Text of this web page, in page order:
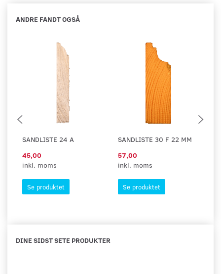
ANDRE FANDT OGSÅ
SANDLISTE 24 A
45,00
inkl. moms
Se produktet
SANDLISTE 30 F 22 MM
57,00
inkl. moms
Se produktet
DINE SIDST SETE PRODUKTER